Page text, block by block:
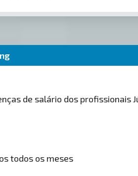
de salário dos profissionais
todos os meses